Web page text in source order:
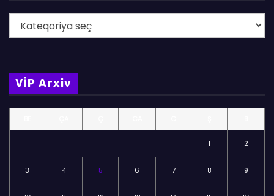
ö
m
l
VİP Arxiv
1 2
3 4 5 6 7 8 9